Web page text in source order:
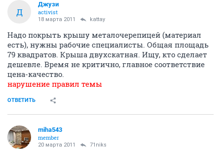
Д
Джузи
activist
18 марта 2011 kattay
Надо покрыть крышу металочерепицей (материал
есть), нужны рабочие cпециалисты. Общая площадь
79 квадратов. Крыша двухскатная. Ищу, кто сделает
дешевле. Время не критично, главное соответствие
цена-качество.
нарушение правил темы
ОТВЕТИТЬ
miha543
member
20 марта 2011 71niks